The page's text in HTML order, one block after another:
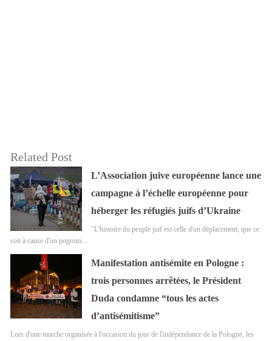
Related Post
L’Association juive européenne lance une
campagne à l’échelle européenne pour
héberger les réfugiés juifs d’Ukraine
"L'histoire du peuple juif est celle d'un déplacement, que ce
soit à cause d'un pogrom…
Manifestation antisémite en Pologne :
trois personnes arrêtées, le Président
Duda condamne “tous les actes
d’antisémitisme”
Lors d'une marche organisée à l'occasion du jour de l'indépendance de la Pologne, les